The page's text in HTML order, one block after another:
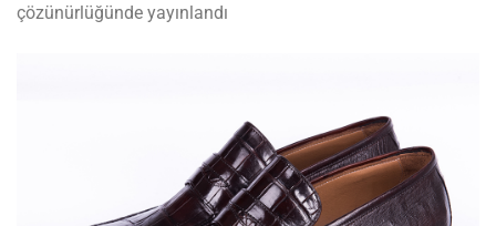
çözünürlüğünde yayınlandı